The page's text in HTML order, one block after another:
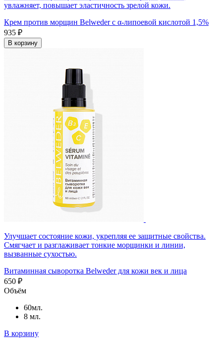
увлажняет, повышает эластичность зрелой кожи.
Крем против морщин Belweder с α-липоевой кислотой 1,5%
935 ₽
В корзину
Улучшает состояние кожи, укрепляя ее защитные свойства.
Смягчает и разглаживает тонкие морщинки и линии,
вызванные сухостью.
Витаминная сыворотка Belweder для кожи век и лица
650 ₽
Объём
60мл.
8 мл.
В корзину